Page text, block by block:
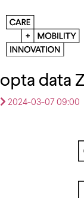
opta data
2024-03-07 09:00